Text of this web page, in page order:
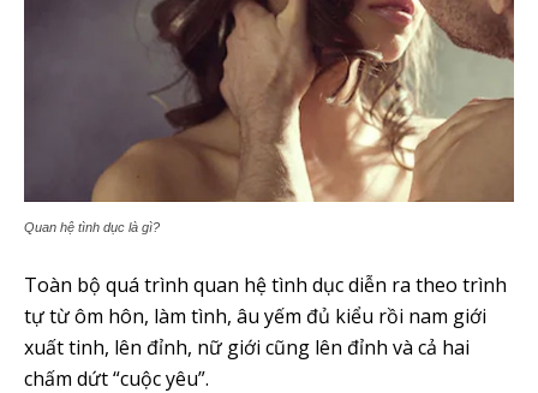
Quan hệ tình dục là gì?
Toàn bộ quá trình quan hệ tình dục diễn ra theo trình
tự từ ôm hôn, làm tình, âu yếm đủ kiểu rồi nam giới
xuất tinh, lên đỉnh, nữ giới cũng lên đỉnh và cả hai
chấm dứt “cuộc yêu”.